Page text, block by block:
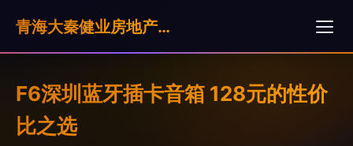
青海大秦健业房地产营销策划有限公司
F6深圳蓝牙插卡音箱 128元的性价
比之选